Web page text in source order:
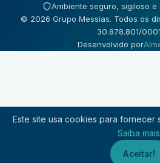
Ambiente seguro, sigiloso e
© 2026 Grupo Messias. Todos os
30.878.801/
Desenvolvido por
Este site usa cookies para fornecer
Saiba
Aceitar!